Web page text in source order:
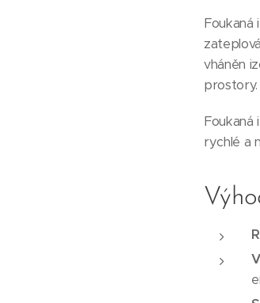
Foukaná
vháněn
prostory.
rychlé a